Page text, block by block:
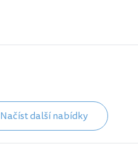
Načíst další nabídky